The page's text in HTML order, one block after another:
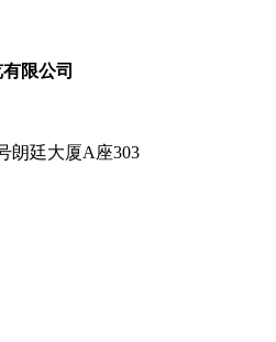
限公司
朗廷大厦A座303